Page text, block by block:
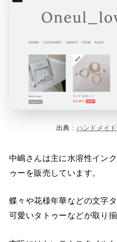
出典 : ハンドメイ
中嶋さんは主に水溶性イン
ゥーを販売しています。
蝶々や花様年華などの文字
可愛いタトゥーなどが取り揃